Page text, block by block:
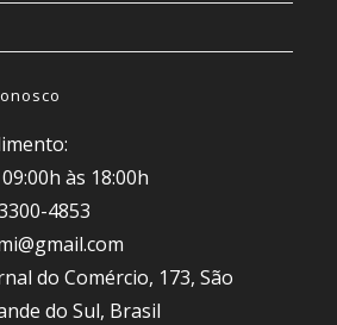
às 18:00h
4853
do Comércio, 173, São
do Sul, Brasil